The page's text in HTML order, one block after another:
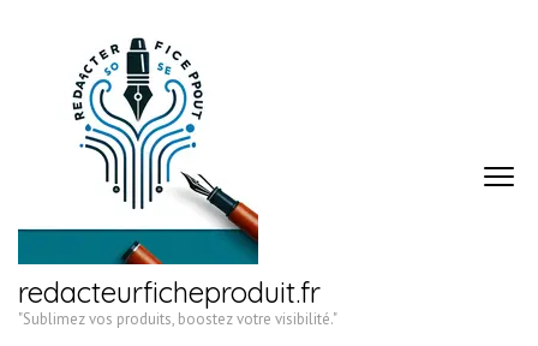
redacteurficheproduit.fr
"Sublimez vos produits, boostez votre visibilité."